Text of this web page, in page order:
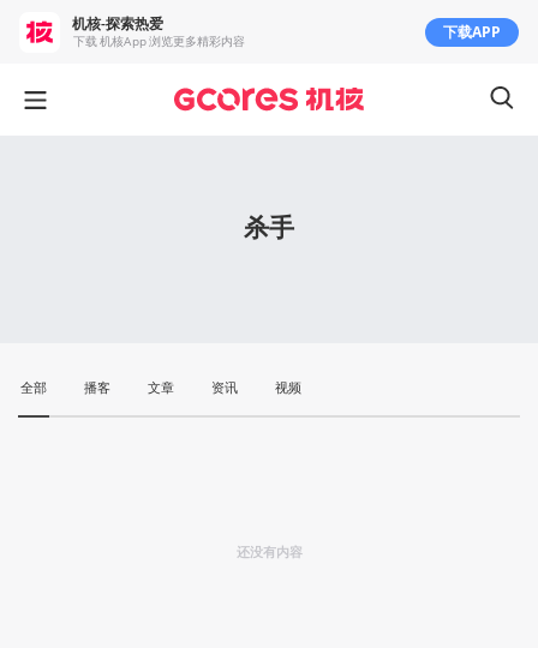
杀手
全部 播客 文章 资讯 视频
还没有内容
机核-探索热爱
下载 机核App 浏览更多精彩内容 下载APP